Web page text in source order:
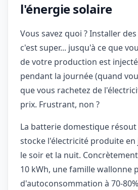
l'énergie solaire
Vous savez quoi ? Installer
c'est super... jusqu'à ce que
de votre production est
pendant la journée (quand
que vous rachetez de
prix. Frustrant, non ?
La batterie domestique résout
stocke l'électricité produite
le soir et la nuit.
10 kWh, une famille wallonne
d'autoconsommation à 70-